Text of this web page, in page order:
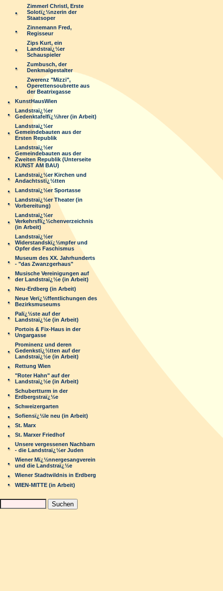
Zimmerl Christl, Erste
Solotï¿½nzerin der
Staatsoper
Zinnemann Fred,
Regisseur
Zips Kurt, ein
Landstraï¿½er
Schauspieler
Zumbusch, der
Denkmalgestalter
Zwerenz "Mizzi",
Operettensoubrette aus
der Beatrixgasse
KunstHausWien
Landstraï¿½er
Gedenktafelfï¿½hrer (in Arbeit)
Landstraï¿½er
Gemeindebauten aus der
Ersten Republik
Landstraï¿½er
Gemeindebauten aus der
Zweiten Republik (Unterseite
KUNST AM BAU)
Landstraï¿½er Kirchen und
Andachtsstï¿½tten
Landstraï¿½er Sportasse
Landstraï¿½er Theater (in
Vorbereitung)
Landstraï¿½er
Verkehrsflï¿½chenverzeichnis
(in Arbeit)
Landstraï¿½er
Widerstandskï¿½mpfer und
Opfer des Faschismus
Museum des XX. Jahrhunderts
- "das Zwanzgerhaus"
Musische Vereinigungen auf
der Landstraï¿½e (in Arbeit)
Neu-Erdberg (in Arbeit)
Neue Verï¿½ffentlichungen des
Bezirksmuseums
Palï¿½ste auf der
Landstraï¿½e (in Arbeit)
Portois & Fix-Haus in der
Ungargasse
Prominenz und deren
Gedenkstï¿½tten auf der
Landstraï¿½e (in Arbeit)
Rettung Wien
"Roter Hahn" auf der
Landstraï¿½e (in Arbeit)
Schubertturm in der
Erdbergstraï¿½e
Schweizergarten
Sofiensï¿½le neu (in Arbeit)
St. Marx
St. Marxer Friedhof
Unsere vergessenen Nachbarn
- die Landstraï¿½er Juden
Wiener Mï¿½nnergesangverein
und die Landstraï¿½e
Wiener Stadtwildnis in Erdberg
WIEN-MITTE (in Arbeit)